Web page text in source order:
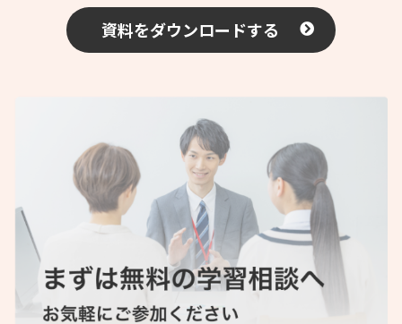
資料をダウンロードする